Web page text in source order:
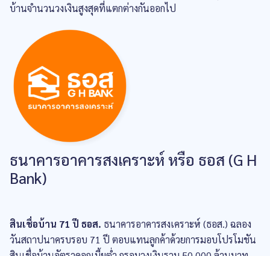
บ้านจำนวนวงเงินสูงสุดที่แตกต่างกันออกไป
ธนาคารอาคารสงเคราะห์ หรือ ธอส (G H
Bank)
สินเชื่อบ้าน 71 ปี ธอส. ธนาคารอาคารสงเคราะห์ (ธอส.) ฉลอง
วันสถาปนาครบรอบ 71 ปี ตอบแทนลูกค้าด้วยการมอบโปรโมชัน